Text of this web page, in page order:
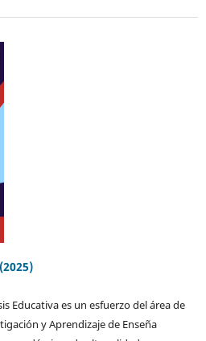
Educativa es un esfuerzo del área de
y Aprendizaje de Enseña